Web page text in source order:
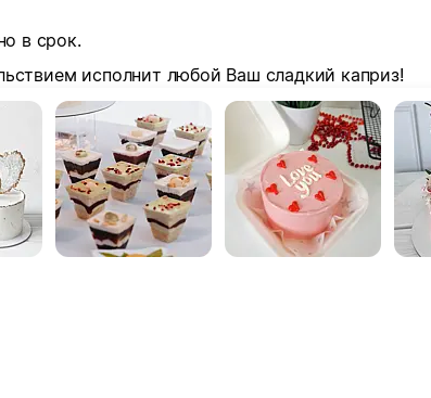
в срок.
исполнит любой Ваш сладкий каприз!